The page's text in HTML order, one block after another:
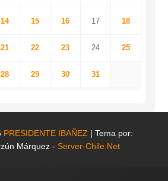
14 15 16 17 18
21 22 23 24 25
28 29 30 31
PRESIDENTE IBAÑEZ | Tema por:
Márquez - Server-Chile.Net